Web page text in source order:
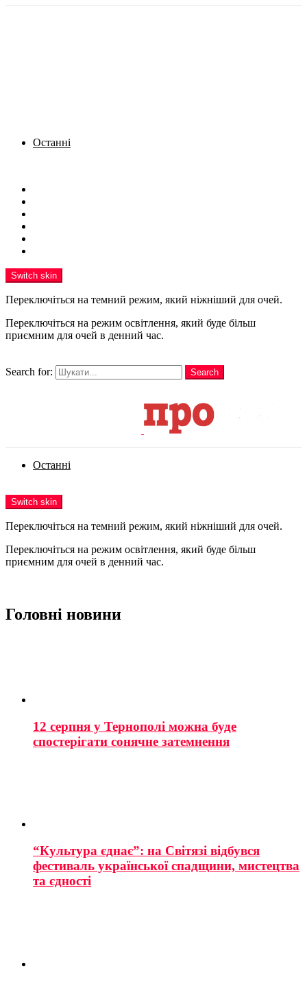
Останні
Switch skin
Переключіться на темний режим, який ніжніший для очей.
Переключіться на режим освітлення, який буде більш
приємним для очей в денний час.
Search for:
Search
Останні
Switch skin
Переключіться на темний режим, який ніжніший для очей.
Переключіться на режим освітлення, який буде більш
приємним для очей в денний час.
Головні новини
12 серпня у Тернополі можна буде
спостерігати сонячне затемнення
“Культура єднає”: на Світязі відбувся
фестиваль української спадщини, мистецтва
та єдності